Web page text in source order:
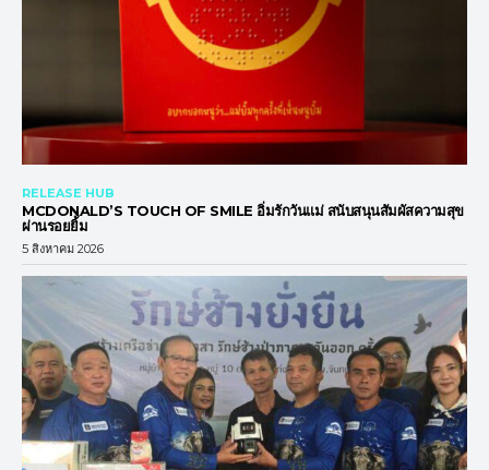
RELEASE HUB
MCDONALD’S TOUCH OF SMILE อิ่มรักวันแม่ สนับสนุนสัมผัสความสุข
ผ่านรอยยิ้ม
5 สิงหาคม 2026